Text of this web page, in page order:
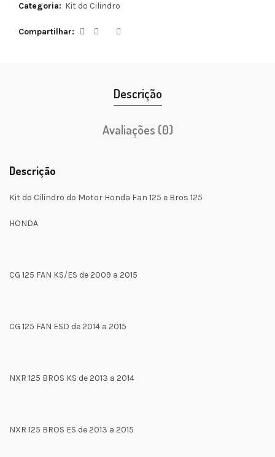
Categoria: Kit do Cilindro
Compartilhar
Descrição
Avaliações (0)
Descrição
Kit do Cilindro do Motor Honda Fan 125 e Bros 125
HONDA
CG 125 FAN KS/ES de 2009 a 2015
CG 125 FAN ESD de 2014 a 2015
NXR 125 BROS KS de 2013 a 2014
NXR 125 BROS ES de 2013 a 2015